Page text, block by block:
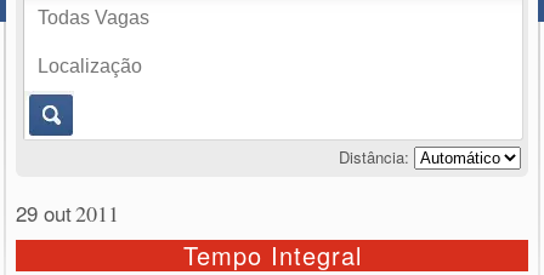
Distância:
29 out2011
Tempo Integral